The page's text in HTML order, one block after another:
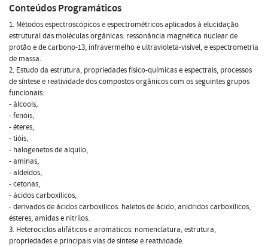
Conteúdos Programáticos
1. Métodos espectroscópicos e espectrométricos aplicados à elucidação
estrutural das moléculas orgânicas: ressonância magnética nuclear de
protão e de carbono-13, infravermelho e ultravioleta-visível, e espectrometria
de massa.
2. Estudo da estrutura, propriedades físico-químicas e espectrais, processos
de síntese e reatividade dos compostos orgânicos com os seguintes grupos
funcionais:
- álcoois,
- fenóis,
- éteres,
- tióis,
- halogenetos de alquilo,
- aminas,
- aldeídos,
- cetonas,
- ácidos carboxílicos,
- derivados de ácidos carboxílicos: haletos de ácido, anidridos carboxílicos,
ésteres, amidas e nitrilos.
3. Heterociclos alifáticos e aromáticos: nomenclatura, estrutura,
propriedades e principais vias de síntese e reatividade.